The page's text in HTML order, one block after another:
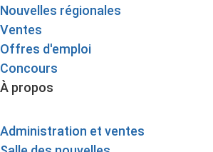
Nouvelles régionales
Ventes
Offres d'emploi
Concours
À propos
Administration et ventes